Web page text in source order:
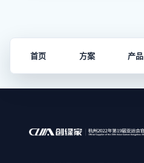
首页 方案 产品